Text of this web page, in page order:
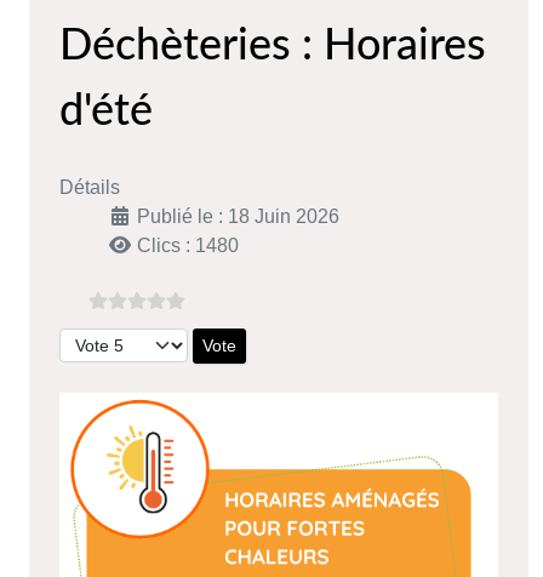
Déchèteries : Horaires
d'été
Détails
Publié le : 18 Juin 2026
Clics : 1480
Veuillez voter